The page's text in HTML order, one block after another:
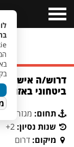
Menu
דרוש/ה איש/
ביטחוני באזור
תחום: מגזר
שנות נסיון: 2+
מיקום: דרום